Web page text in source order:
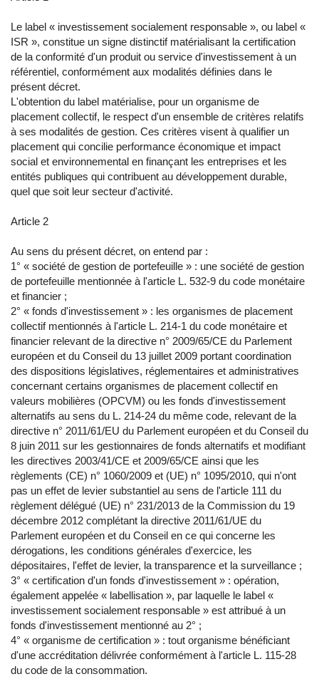
Le label « investissement socialement responsable », ou label «
ISR », constitue un signe distinctif matérialisant la certification
de la conformité d'un produit ou service d'investissement à un
référentiel, conformément aux modalités définies dans le
présent décret.
L'obtention du label matérialise, pour un organisme de
placement collectif, le respect d'un ensemble de critères relatifs
à ses modalités de gestion. Ces critères visent à qualifier un
placement qui concilie performance économique et impact
social et environnemental en finançant les entreprises et les
entités publiques qui contribuent au développement durable,
quel que soit leur secteur d'activité.
Article 2
Au sens du présent décret, on entend par :
1° « société de gestion de portefeuille » : une société de gestion
de portefeuille mentionnée à l'article L. 532-9 du code monétaire
et financier ;
2° « fonds d'investissement » : les organismes de placement
collectif mentionnés à l'article L. 214-1 du code monétaire et
financier relevant de la directive n° 2009/65/CE du Parlement
européen et du Conseil du 13 juillet 2009 portant coordination
des dispositions législatives, réglementaires et administratives
concernant certains organismes de placement collectif en
valeurs mobilières (OPCVM) ou les fonds d'investissement
alternatifs au sens du L. 214-24 du même code, relevant de la
directive n° 2011/61/EU du Parlement européen et du Conseil du
8 juin 2011 sur les gestionnaires de fonds alternatifs et modifiant
les directives 2003/41/CE et 2009/65/CE ainsi que les
règlements (CE) n° 1060/2009 et (UE) n° 1095/2010, qui n'ont
pas un effet de levier substantiel au sens de l'article 111 du
règlement délégué (UE) n° 231/2013 de la Commission du 19
décembre 2012 complétant la directive 2011/61/UE du
Parlement européen et du Conseil en ce qui concerne les
dérogations, les conditions générales d'exercice, les
dépositaires, l'effet de levier, la transparence et la surveillance ;
3° « certification d'un fonds d'investissement » : opération,
également appelée « labellisation », par laquelle le label «
investissement socialement responsable » est attribué à un
fonds d'investissement mentionné au 2° ;
4° « organisme de certification » : tout organisme bénéficiant
d'une accréditation délivrée conformément à l'article L. 115-28
du code de la consommation.